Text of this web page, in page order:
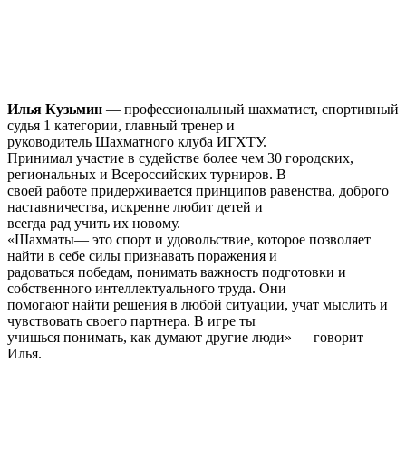
Илья Кузьмин — профессиональный шахматист, спортивный
судья 1 категории, главный тренер и
руководитель Шахматного клуба ИГХТУ.
Принимал участие в судействе более чем 30 городских,
региональных и Всероссийских турниров. В
своей работе придерживается принципов равенства, доброго
наставничества, искренне любит детей и
всегда рад учить их новому.
«Шахматы— это спорт и удовольствие, которое позволяет
найти в себе силы признавать поражения и
радоваться победам, понимать важность подготовки и
собственного интеллектуального труда. Они
помогают найти решения в любой ситуации, учат мыслить и
чувствовать своего партнера. В игре ты
учишься понимать, как думают другие люди» — говорит
Илья.